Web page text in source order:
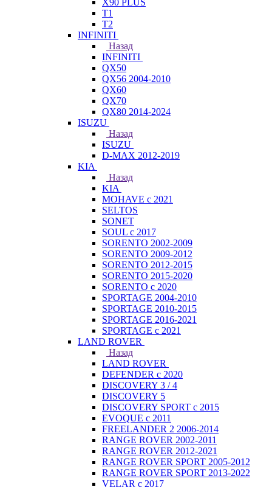
X90 PLUS
T1
T2
INFINITI
Назад
INFINITI
QX50
QX56 2004-2010
QX60
QX70
QX80 2014-2024
ISUZU
Назад
ISUZU
D-MAX 2012-2019
KIA
Назад
KIA
MOHAVE с 2021
SELTOS
SONET
SOUL с 2017
SORENTO 2002-2009
SORENTO 2009-2012
SORENTO 2012-2015
SORENTO 2015-2020
SORENTO с 2020
SPORTAGE 2004-2010
SPORTAGE 2010-2015
SPORTAGE 2016-2021
SPORTAGE с 2021
LAND ROVER
Назад
LAND ROVER
DEFENDER с 2020
DISCOVERY 3 / 4
DISCOVERY 5
DISCOVERY SPORT с 2015
EVOQUE с 2011
FREELANDER 2 2006-2014
RANGE ROVER 2002-2011
RANGE ROVER 2012-2021
RANGE ROVER SPORT 2005-2012
RANGE ROVER SPORT 2013-2022
VELAR с 2017